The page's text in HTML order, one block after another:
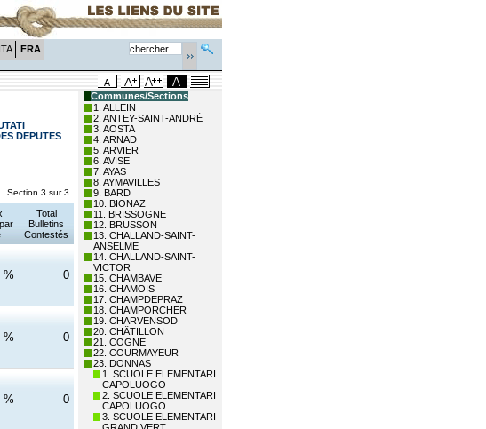
ITA FRA
DEPUTES
Section 3 sur 3
Total
Bulletins
Contestés
% 0
% 0
% 0
Communes/Sections
1. ALLEIN
2. ANTEY-SAINT-ANDRÉ
3. AOSTA
4. ARNAD
5. ARVIER
6. AVISE
7. AYAS
8. AYMAVILLES
9. BARD
10. BIONAZ
11. BRISSOGNE
12. BRUSSON
13. CHALLAND-SAINT-
ANSELME
14. CHALLAND-SAINT-
VICTOR
15. CHAMBAVE
16. CHAMOIS
17. CHAMPDEPRAZ
18. CHAMPORCHER
19. CHARVENSOD
20. CHÂTILLON
21. COGNE
22. COURMAYEUR
23. DONNAS
1. SCUOLE ELEMENTARI
CAPOLUOGO
2. SCUOLE ELEMENTARI
CAPOLUOGO
3. SCUOLE ELEMENTARI